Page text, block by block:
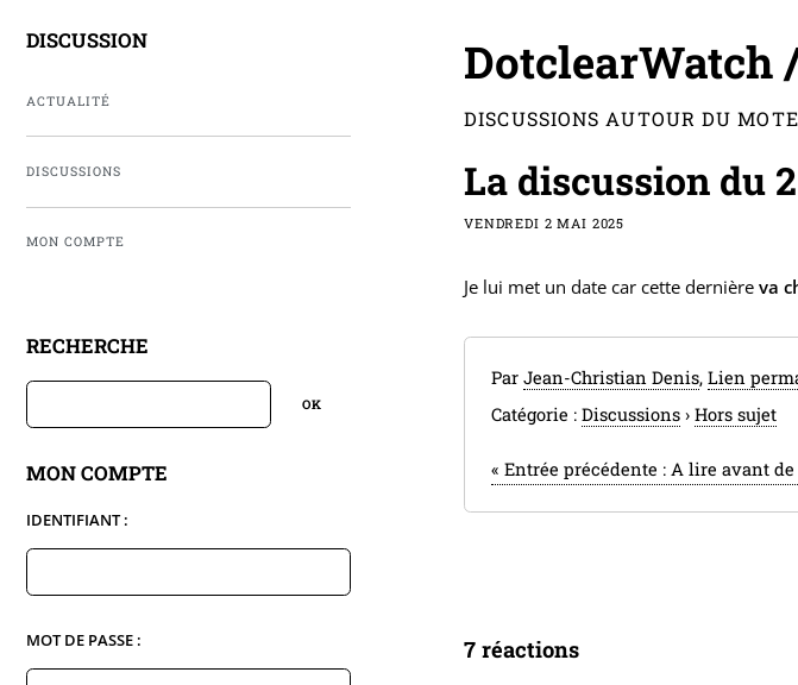
DISCUSSION
ACTUALITÉ
DISCUSSIONS
MON COMPTE
RECHERCHE
MON COMPTE
IDENTIFIANT :
MOT DE PASSE :
DotclearWatch
DISCUSSIONS AUTOUR DU
La discussion du
VENDREDI 2 MAI 2025
Je lui met un date car cette dernièreva
ParJean-Christian Denis,Lien
Catégorie :Discussions ›Hors sujet
«Entrée précédente :A lire avant de
7 réactions